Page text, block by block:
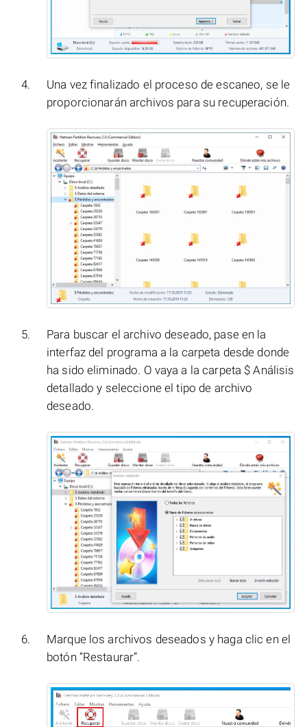
Una vez finalizado el proceso de escaneo, se le
proporcionarán archivos para su recuperación.
Para buscar el archivo deseado, pase en la
interfaz del programa a la carpeta desde donde
ha sido eliminado. O vaya a la carpeta $ Análisis
detallado y seleccione el tipo de archivo
deseado.
Marque los archivos deseados y haga clic en el
botón “Restaurar”.